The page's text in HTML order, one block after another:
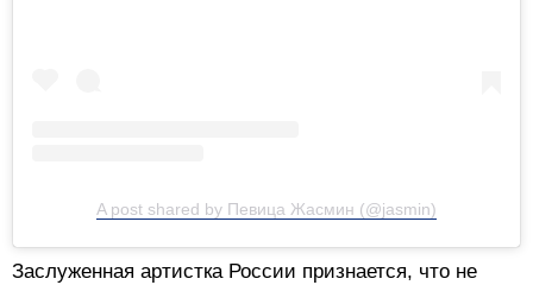
A post shared by Певица Жасмин (@jasmin)
Заслуженная артистка России признается, что не